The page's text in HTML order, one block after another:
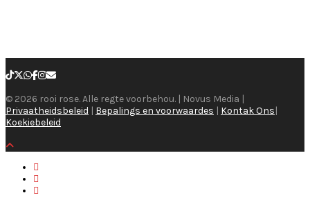
© 2026 rooi rose. Alle regte voorbehou. | Novus Media |
Privaatheidsbeleid | Bepalings en voorwaardes | Kontak Ons|
Koekiebeleid